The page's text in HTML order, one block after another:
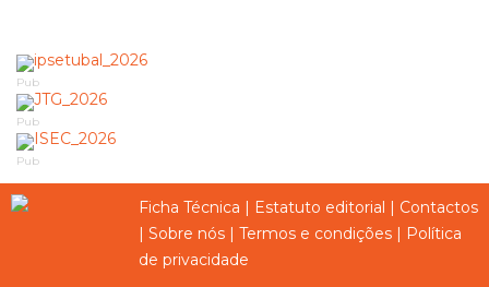
Pub
Pub
Pub
Ficha Técnica | Estatuto editorial | Contactos
| Sobre nós | Termos e condições | Política
de privacidade